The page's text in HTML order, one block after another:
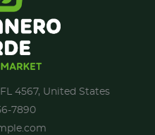
4567, United States
7890